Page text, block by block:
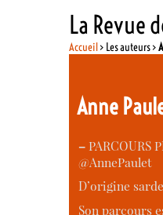
La Revue
Accueil> Les auteurs >
Anne
–PARCOURS
@AnnePaulet
D’origine
Son parcours